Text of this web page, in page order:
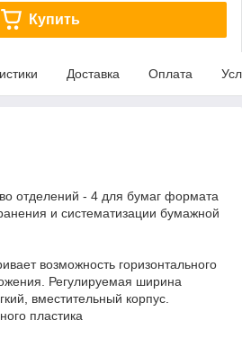
Купить
Доставка Оплата
отделений - 4 для бумаг формата
и систематизации бумажной
возможность горизонтального
Регулируемая ширина
вместительный корпус.
пластика